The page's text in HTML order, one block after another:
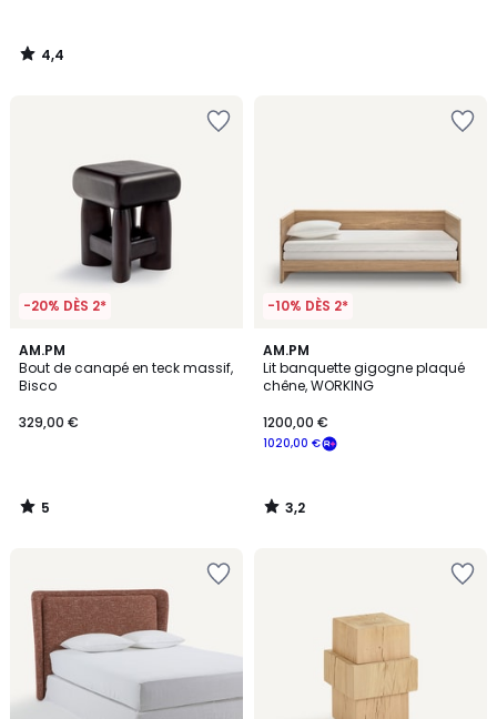
4,4
/
-20% DÈS 2*
AM.PM
Bout de canapé en teck massif,
Bisco
329,00 €
5
/
5
5
/
-10% DÈS 2*
AM.PM
Lit banquette gigogne plaqué
chêne, WORKING
1020,00 €
1200,00 €
3,2
/ 5
3,2
/